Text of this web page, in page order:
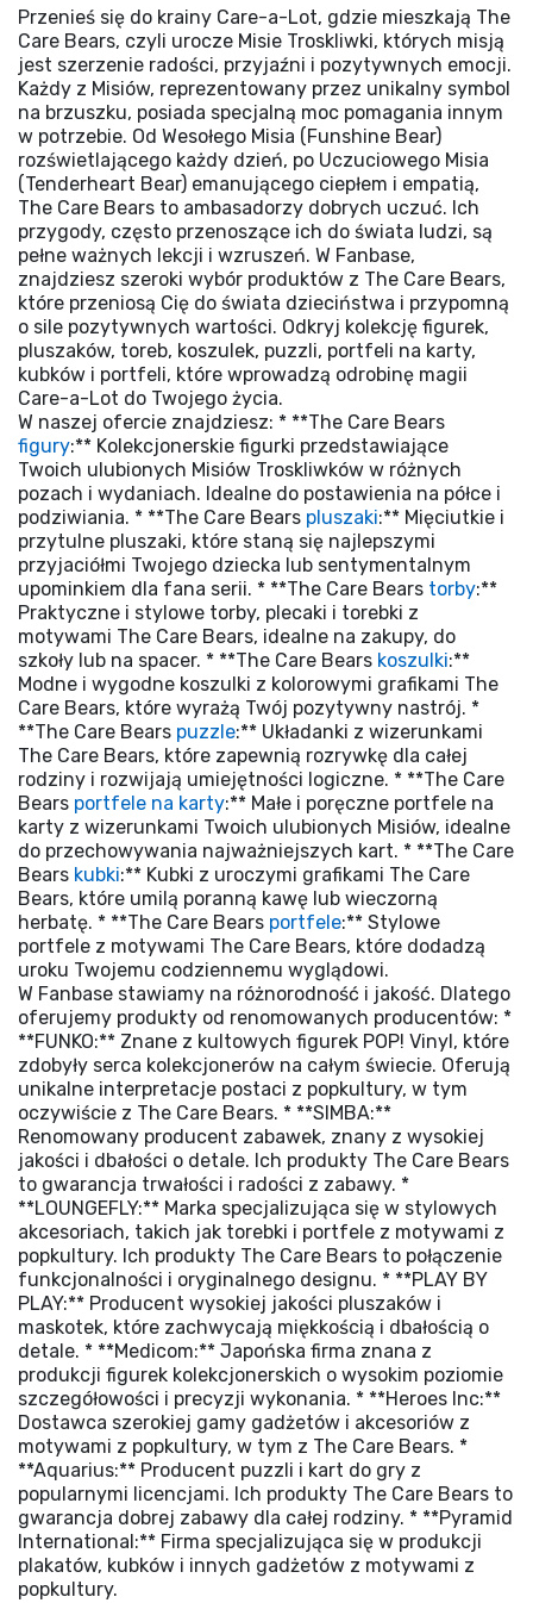
Przenieś się do krainy Care-a-Lot, gdzie mieszkają The
Care Bears, czyli urocze Misie Troskliwki, których misją
jest szerzenie radości, przyjaźni i pozytywnych emocji.
Każdy z Misiów, reprezentowany przez unikalny symbol
na brzuszku, posiada specjalną moc pomagania innym
w potrzebie. Od Wesołego Misia (Funshine Bear)
rozświetlającego każdy dzień, po Uczuciowego Misia
(Tenderheart Bear) emanującego ciepłem i empatią,
The Care Bears to ambasadorzy dobrych uczuć. Ich
przygody, często przenoszące ich do świata ludzi, są
pełne ważnych lekcji i wzruszeń. W Fanbase,
znajdziesz szeroki wybór produktów z The Care Bears,
które przeniosą Cię do świata dzieciństwa i przypomną
o sile pozytywnych wartości. Odkryj kolekcję figurek,
pluszaków, toreb, koszulek, puzzli, portfeli na karty,
kubków i portfeli, które wprowadzą odrobinę magii
Care-a-Lot do Twojego życia.
W naszej ofercie znajdziesz: * **The Care Bears
figury:** Kolekcjonerskie figurki przedstawiające
Twoich ulubionych Misiów Troskliwków w różnych
pozach i wydaniach. Idealne do postawienia na półce i
podziwiania. * **The Care Bears pluszaki:** Mięciutkie i
przytulne pluszaki, które staną się najlepszymi
przyjaciółmi Twojego dziecka lub sentymentalnym
upominkiem dla fana serii. * **The Care Bears torby:**
Praktyczne i stylowe torby, plecaki i torebki z
motywami The Care Bears, idealne na zakupy, do
szkoły lub na spacer. * **The Care Bears koszulki:**
Modne i wygodne koszulki z kolorowymi grafikami The
Care Bears, które wyrażą Twój pozytywny nastrój. *
**The Care Bears puzzle:** Układanki z wizerunkami
The Care Bears, które zapewnią rozrywkę dla całej
rodziny i rozwijają umiejętności logiczne. * **The Care
Bears portfele na karty:** Małe i poręczne portfele na
karty z wizerunkami Twoich ulubionych Misiów, idealne
do przechowywania najważniejszych kart. * **The Care
Bears kubki:** Kubki z uroczymi grafikami The Care
Bears, które umilą poranną kawę lub wieczorną
herbatę. * **The Care Bears portfele:** Stylowe
portfele z motywami The Care Bears, które dodadzą
uroku Twojemu codziennemu wyglądowi.
W Fanbase stawiamy na różnorodność i jakość. Dlatego
oferujemy produkty od renomowanych producentów: *
**FUNKO:** Znane z kultowych figurek POP! Vinyl, które
zdobyły serca kolekcjonerów na całym świecie. Oferują
unikalne interpretacje postaci z popkultury, w tym
oczywiście z The Care Bears. * **SIMBA:**
Renomowany producent zabawek, znany z wysokiej
jakości i dbałości o detale. Ich produkty The Care Bears
to gwarancja trwałości i radości z zabawy. *
**LOUNGEFLY:** Marka specjalizująca się w stylowych
akcesoriach, takich jak torebki i portfele z motywami z
popkultury. Ich produkty The Care Bears to połączenie
funkcjonalności i oryginalnego designu. * **PLAY BY
PLAY:** Producent wysokiej jakości pluszaków i
maskotek, które zachwycają miękkością i dbałością o
detale. * **Medicom:** Japońska firma znana z
produkcji figurek kolekcjonerskich o wysokim poziomie
szczegółowości i precyzji wykonania. * **Heroes Inc:**
Dostawca szerokiej gamy gadżetów i akcesoriów z
motywami z popkultury, w tym z The Care Bears. *
**Aquarius:** Producent puzzli i kart do gry z
popularnymi licencjami. Ich produkty The Care Bears to
gwarancja dobrej zabawy dla całej rodziny. * **Pyramid
International:** Firma specjalizująca się w produkcji
plakatów, kubków i innych gadżetów z motywami z
popkultury.